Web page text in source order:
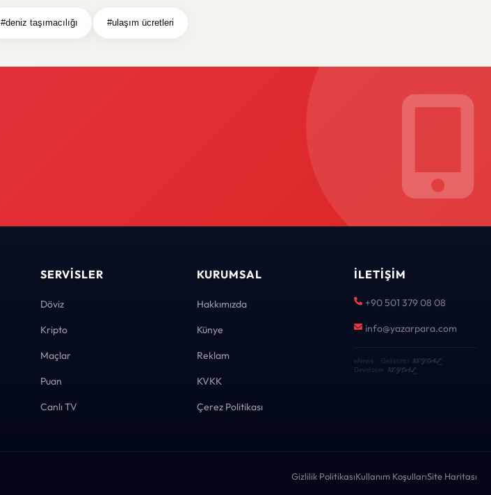
#deniz taşımacılığı #ulaşım ücretleri
SERVISLER
Döviz
Kripto
Maçlar
Puan
Canlı TV
KURUMSAL
Hakkımızda
Künye
Reklam
KVKK
Çerez Politikası
İLETIŞIM
+90 501 379 08 08
info@yazarpara.com
eNews · Geliştirici KEYDAL·
Developer KEYDAL
Gizlilik PolitikasıKullanım KoşullarıSite Haritası